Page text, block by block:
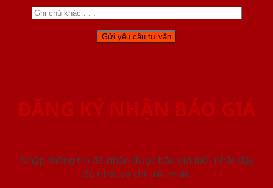
ĐĂNG KÝ NHẬN BÁO GIÁ
Nhập thông tin để nhận được báo giá mới nhât đầy
đủ nhất và chi tiết nhất.